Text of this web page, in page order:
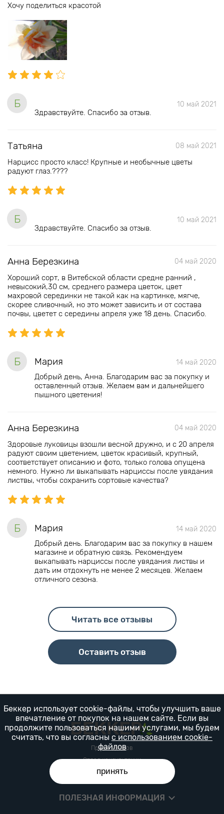
Хочу поделиться красотой
Б 10 май 2021
Здравствуйте. Спасибо за отзыв.
Татьяна 08 май 2021
Нарцисс просто класс! Крупные и необычные цветы
радуют глаз.????
Б 10 май 2021
Здравствуйте. Спасибо за отзыв.
Анна Березкина 04 май 2020
Хороший сорт, в Витебской области средне ранний ,
невысокий,30 см, среднего размера цветок, цвет
махровой серединки не такой как на картинке, мягче,
скорее сливочный, но это может зависить и от состава
почвы, цветет с середины апреля уже 18 день. Спасибо.
Б Мария 14 май 2020
Добрый день, Анна. Благодарим вас за покупку и
оставленный отзыв. Желаем вам и дальнейшего
пышного цветения!
Анна Березкина 04 май 2020
Здоровые луковицы взошли весной дружно, и с 20 апреля
радуют своим цветением, цветок красивый, крупный,
соответствует описанию и фото, только голова опущена
немного. Нужно ли выкапывать нарциссы после увядания
листвы, чтобы сохранить сортовые качества?
Б Мария 14 май 2020
Добрый день. Благодарим вас за покупку в нашем
магазине и обратную связь. Рекомендуем
выкапывать нарциссы после увядания листвы и
дать им отдохнуть не менее 2 месяцев. Желаем
отличного сезона.
Читать все отзывы
Оставить отзыв
Прием заказов
Отдел консультации
КОМПАНИЯ
ПОЛЕЗНАЯ ИНФОРМАЦИЯ
Беккер использует cookie-файлы, чтобы улучшить ваше
впечатление от покупок на нашем сайте. Если вы
продолжите пользоваться нашими услугами, мы будем
считать, что вы согласны с использованием cookie-
файлов
принять